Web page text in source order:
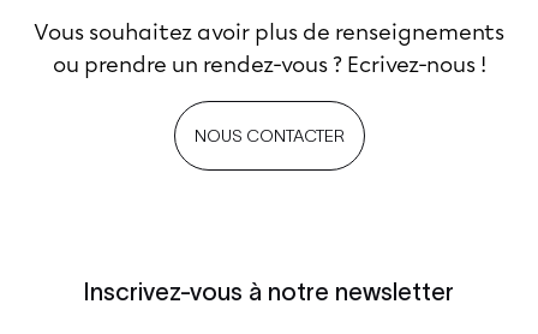
Vous souhaitez avoir plus de renseignements
ou prendre un rendez-vous ? Ecrivez-nous !
NOUS CONTACTER
Inscrivez-vous à notre newsletter